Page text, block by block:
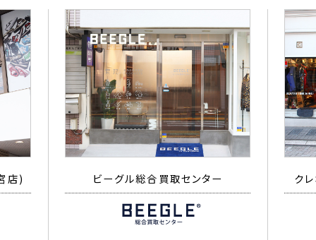
店) ビーグル総合買取センター ク